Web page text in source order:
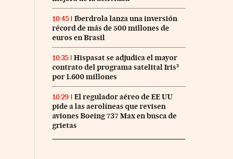
10:45
Iberdrola lanza una inversión
récord de más de 500 millones de
euros en Brasil
10:35
Hispasat se adjudica el mayor
contrato del programa satelital Iris²
por 1.600 millones
10:29
El regulador aéreo de EE UU
pide a las aerolíneas que revisen
aviones Boeing 737 Max en busca de
grietas